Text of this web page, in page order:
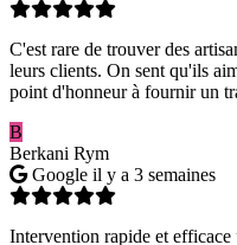
C'est rare de trouver des
leurs clients. On sent qu'ils
point d'honneur à fournir un
B
Berkani Rym
Google il y a 3 semaines
Intervention rapide et